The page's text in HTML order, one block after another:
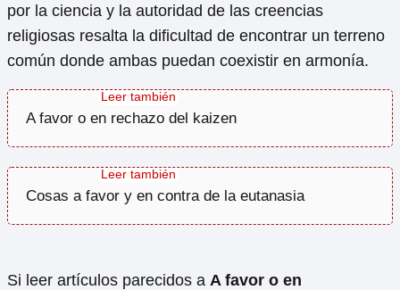
por la ciencia y la autoridad de las creencias
religiosas resalta la dificultad de encontrar un terreno
común donde ambas puedan coexistir en armonía.
A favor o en rechazo del kaizen
Cosas a favor y en contra de la eutanasia
Si leer artículos parecidos a A favor o en